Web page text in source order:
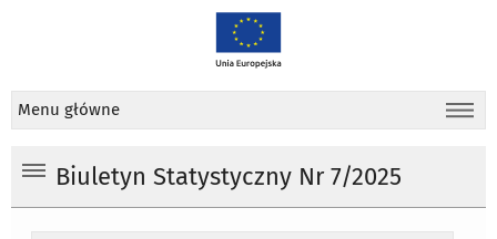
Menu główne
Biuletyn Statystyczny Nr 7/2025